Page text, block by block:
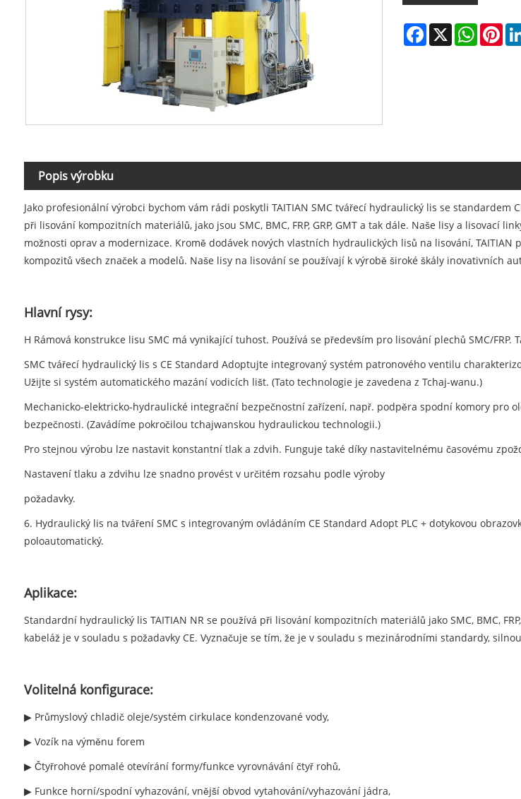
Facebook
X
Popis výrobku
Jako profesionální výrobci bychom vám rádi poskytli TAITIAN SMC tvářecí hydraulický lis se standardem
při lisování kompozitních materiálů, jako jsou SMC, BMC, FRP, GRP, GMT a tak dále. Naše lisy a lisovací
možnosti oprav a modernizace. Kromě dodávek nových vlastních hydraulických lisů na lisování,
kompozitů všech značek a modelů. Naše lisy na lisování se používají k výrobě široké škály inovativních
Hlavní rysy:
H Rámová konstrukce lisu SMC má vynikající tuhost. Používá se především pro lisování plechů SMC/
SMC tvářecí hydraulický lis s CE Standard Adoptujte integrovaný systém patronového ventilu
Užijte si systém automatického mazání vodicích lišt. (Tato technologie je zavedena z Tchaj-wanu.)
Mechanicko-elektricko-hydraulické integrační bezpečnostní zařízení, např. podpěra spodní komory pro
bezpečnosti. (Zavádíme pokročilou tchajwanskou hydraulickou technologii.)
Pro stejnou výrobu lze nastavit konstantní tlak a zdvih. Funguje také díky nastavitelnému časovému
Nastavení tlaku a zdvihu lze snadno provést v určitém rozsahu podle výroby
požadavky.
6. Hydraulický lis na tváření SMC s integrovaným ovládáním CE Standard Adopt PLC + dotykovou
poloautomatický.
Aplikace:
Standardní hydraulický lis TAITIAN NR se používá při lisování kompozitních materiálů jako SMC, BMC,
kabeláž je v souladu s požadavky CE. Vyznačuje se tím, že je v souladu s mezinárodními standardy,
Volitelná konfigurace:
▶ Průmyslový chladič oleje/systém cirkulace kondenzované vody,
▶ Vozík na výměnu forem
▶ Čtyřrohové pomalé otevírání formy/funkce vyrovnávání čtyř rohů,
▶ Funkce horní/spodní vyhazování, vnější obvod vytahování/vyhazování jádra,